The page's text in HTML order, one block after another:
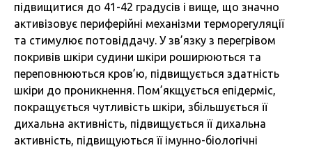
підвищитися до 41-42 градусів і вище, що значно
активізовує периферійні механізми терморегуляції
та стимулює потовіддачу. У зв’язку з перегрівом
покривів шкіри судини шкіри роширюються та
переповнюються кров’ю, підвищується здатність
шкіри до проникнення. Пом’якщується епідерміс,
покращується чутливість шкіри, збільшується її
дихальна активність, підвищується її дихальна
активність, підвищуються її імунно-біологічні